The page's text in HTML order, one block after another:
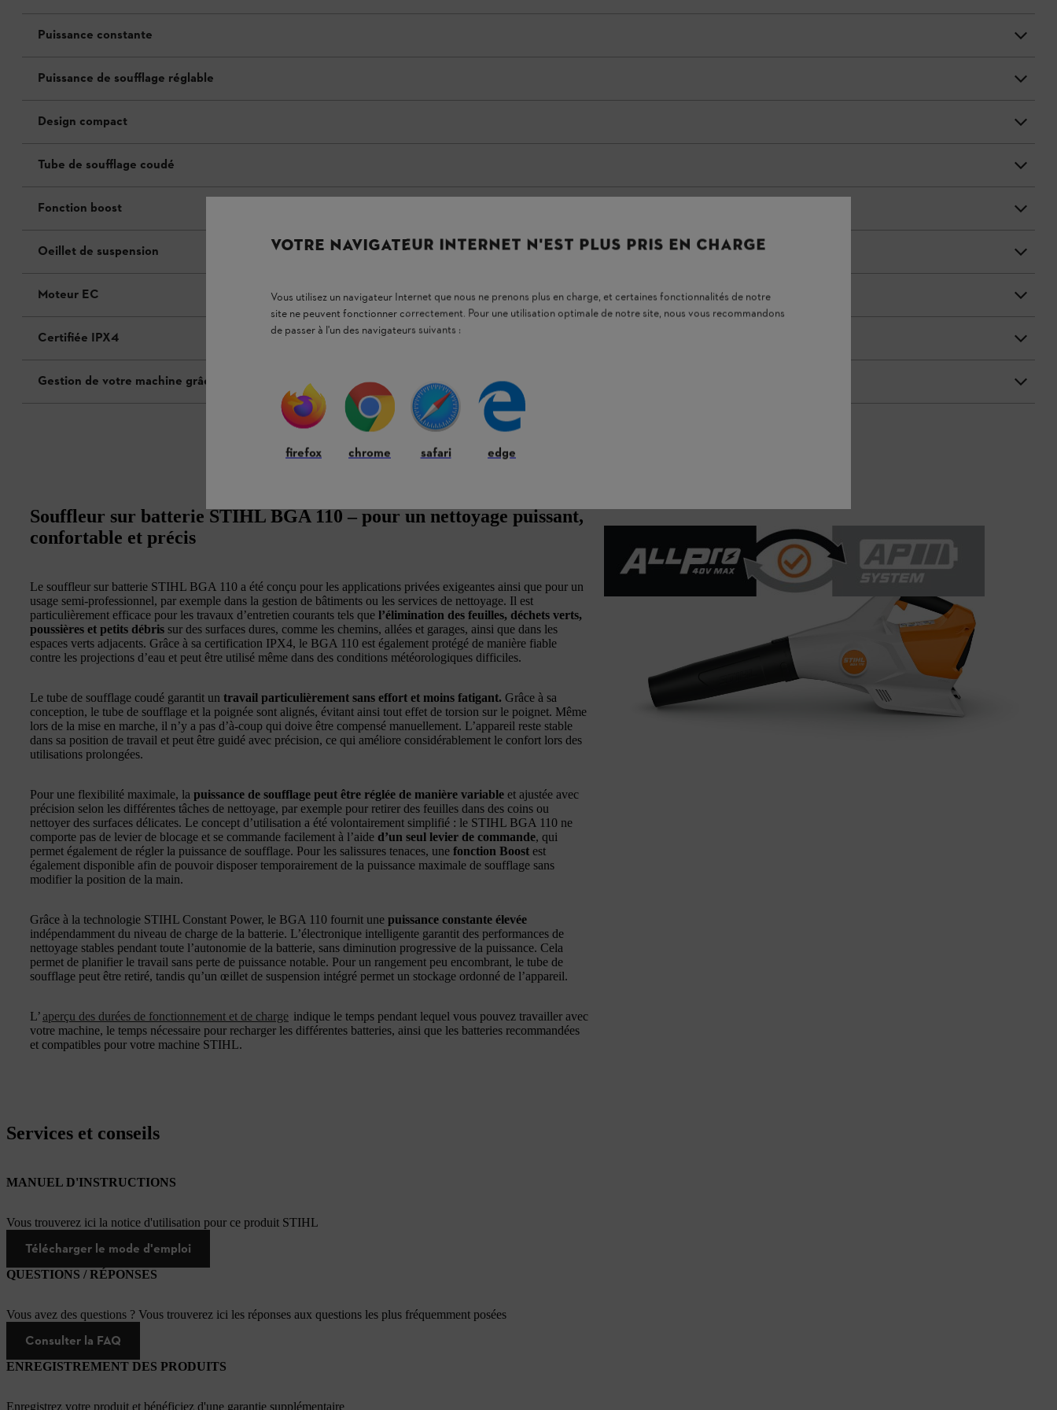
Puissance constante
Puissance de soufflage réglable
Design compact
Tube de soufflage coudé
Fonction boost
Oeillet de suspension
Moteur EC
Certifiée IPX4
Gestion de votre machine grâce au Smart Connector
Souffleur sur batterie STIHL BGA 110 – pour un nettoyage puissant,
confortable et précis
Le souffleur sur batterie STIHL BGA 110 a été conçu pour les applications privées exigeantes ainsi que pour un
usage semi-professionnel, par exemple dans la gestion de bâtiments ou les services de nettoyage. Il est
particulièrement efficace pour les travaux d’entretien courants tels que l’élimination des feuilles, déchets verts,
poussières et petits débris sur des surfaces dures, comme les chemins, allées et garages, ainsi que dans les
espaces verts adjacents. Grâce à sa certification IPX4, le BGA 110 est également protégé de manière fiable
contre les projections d’eau et peut être utilisé même dans des conditions météorologiques difficiles.
Le tube de soufflage coudé garantit un travail particulièrement sans effort et moins fatigant. Grâce à sa
conception, le tube de soufflage et la poignée sont alignés, évitant ainsi tout effet de torsion sur le poignet. Même
lors de la mise en marche, il n’y a pas d’à-coup qui doive être compensé manuellement. L’appareil reste stable
dans sa position de travail et peut être guidé avec précision, ce qui améliore considérablement le confort lors des
utilisations prolongées.
Pour une flexibilité maximale, la puissance de soufflage peut être réglée de manière variable et ajustée avec
précision selon les différentes tâches de nettoyage, par exemple pour retirer des feuilles dans des coins ou
nettoyer des surfaces délicates. Le concept d’utilisation a été volontairement simplifié : le STIHL BGA 110 ne
comporte pas de levier de blocage et se commande facilement à l’aide d’un seul levier de commande, qui
permet également de régler la puissance de soufflage. Pour les salissures tenaces, une fonction Boost est
également disponible afin de pouvoir disposer temporairement de la puissance maximale de soufflage sans
modifier la position de la main.
Grâce à la technologie STIHL Constant Power, le BGA 110 fournit une puissance constante élevée
indépendamment du niveau de charge de la batterie. L’électronique intelligente garantit des performances de
nettoyage stables pendant toute l’autonomie de la batterie, sans diminution progressive de la puissance. Cela
permet de planifier le travail sans perte de puissance notable. Pour un rangement peu encombrant, le tube de
soufflage peut être retiré, tandis qu’un œillet de suspension intégré permet un stockage ordonné de l’appareil.
L’aperçu des durées de fonctionnement et de charge indique le temps pendant lequel vous pouvez travailler avec
votre machine, le temps nécessaire pour recharger les différentes batteries, ainsi que les batteries recommandées
et compatibles pour votre machine STIHL.
Services et conseils
MANUEL D'INSTRUCTIONS
Vous trouverez ici la notice d'utilisation pour ce produit STIHL
Télécharger le mode d'emploi
QUESTIONS / RÉPONSES
Vous avez des questions ? Vous trouverez ici les réponses aux questions les plus fréquemment posées
Consulter la FAQ
ENREGISTREMENT DES PRODUITS
Enregistrez votre produit et bénéficiez d'une garantie supplémentaire
VOTRE NAVIGATEUR INTERNET N'EST PLUS PRIS EN CHARGE
Vous utilisez un navigateur Internet que nous ne prenons plus en charge, et certaines fonctionnalités de notre
site ne peuvent fonctionner correctement. Pour une utilisation optimale de notre site, nous vous recommandons
de passer à l'un des navigateurs suivants :
firefox chrome safari edge